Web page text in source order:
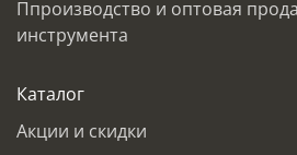
Ппроизводство и оптовая
инструмента
Каталог
Акции и скидки